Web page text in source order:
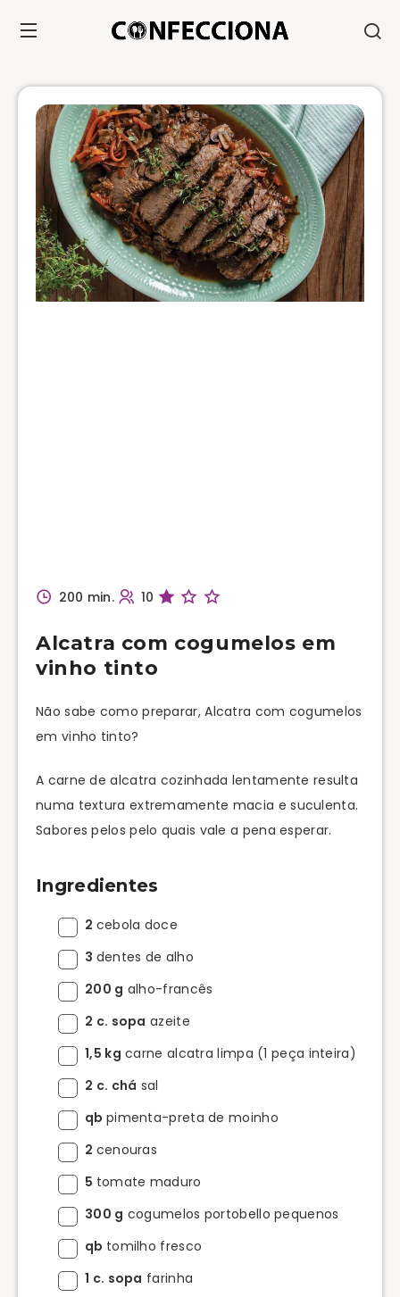
200 min. 10
Alcatra com cogumelos em
vinho tinto
Não sabe como preparar, Alcatra com cogumelos
em vinho tinto?
A carne de alcatra cozinhada lentamente resulta
numa textura extremamente macia e suculenta.
Sabores pelos pelo quais vale a pena esperar.
Ingredientes
2 cebola doce
3 dentes de alho
200 g alho-francês
2 c. sopa azeite
1,5 kg carne alcatra limpa (1 peça inteira)
2 c. chá sal
qb pimenta-preta de moinho
2 cenouras
5 tomate maduro
300 g cogumelos portobello pequenos
qb tomilho fresco
1 c. sopa farinha